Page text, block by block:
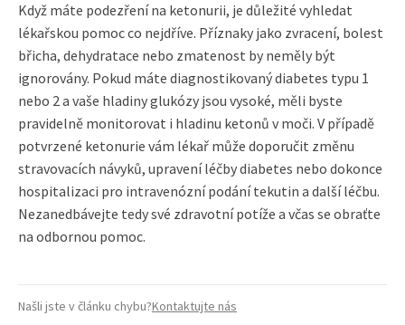
Když máte podezření na ketonurii, je důležité vyhledat
lékařskou pomoc co nejdříve. Příznaky jako zvracení, bolest
břicha, dehydratace nebo zmatenost by neměly být
ignorovány. Pokud máte diagnostikovaný diabetes typu 1
nebo 2 a vaše hladiny glukózy jsou vysoké, měli byste
pravidelně monitorovat i hladinu ketonů v moči. V případě
potvrzené ketonurie vám lékař může doporučit změnu
stravovacích návyků, upravení léčby diabetes nebo dokonce
hospitalizaci pro intravenózní podání tekutin a další léčbu.
Nezanedbávejte tedy své zdravotní potíže a včas se obraťte
na odbornou pomoc.
Našli jste v článku chybu?Kontaktujte nás